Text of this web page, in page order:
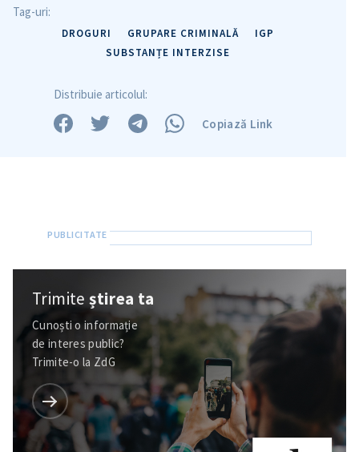
Trimite o informație
in English
на русском
Tag-uri:
DROGURI GRUPARE CRIMINALĂ
IGP
SUBSTANȚE INTERZISE
Distribuie articolul:
Copiază Link
Trimiteștirea ta
Cunoști o informație
de interes public?
Trimite-o la ZdG